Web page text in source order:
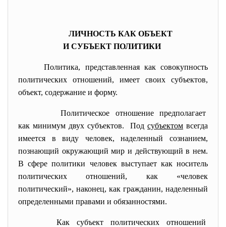
ЛИЧНОСТЬ КАК ОБЪЕКТ
И СУБЪЕКТ ПОЛИТИКИ
Политика, представленная как совокупность
политических отношений, имеет своих субъектов,
объект, содержание и форму.
Политическое отношениепредполагает
как минимум двух субъектов. Под субъектом всегда
имеется в виду человек, наделенный сознанием,
познающий окружающий мир и действующий в нем.
В сфере политики человек выступает как носитель
политических отношений, как «человек
политический», наконец, как гражданин, наделенный
определенными правами и обязанностями.
Как субъект политических отношений